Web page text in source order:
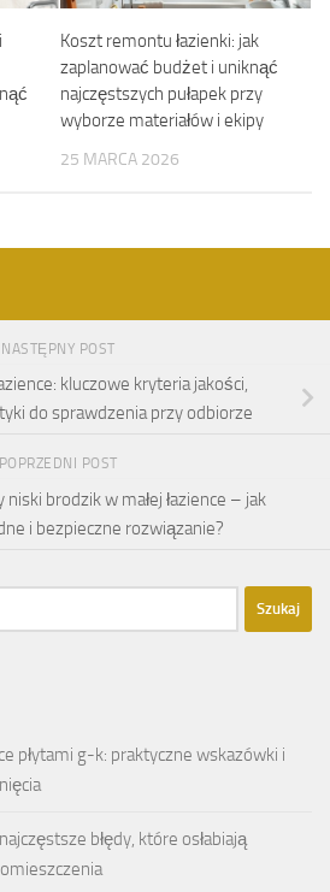
Koszt remontu łazienki: jak
zaplanować budżet i uniknąć
najczęstszych pułapek przy
wyborze materiałów i ekipy
25 MARCA 2026
NASTĘPNY POST
kluczowe kryteria jakości,
do sprawdzenia przy odbiorze
POPRZEDNI POST
brodzik w małej łazience – jak
i bezpieczne rozwiązanie?
płytami g-k: praktyczne wskazówki i
błędy, które osłabiają